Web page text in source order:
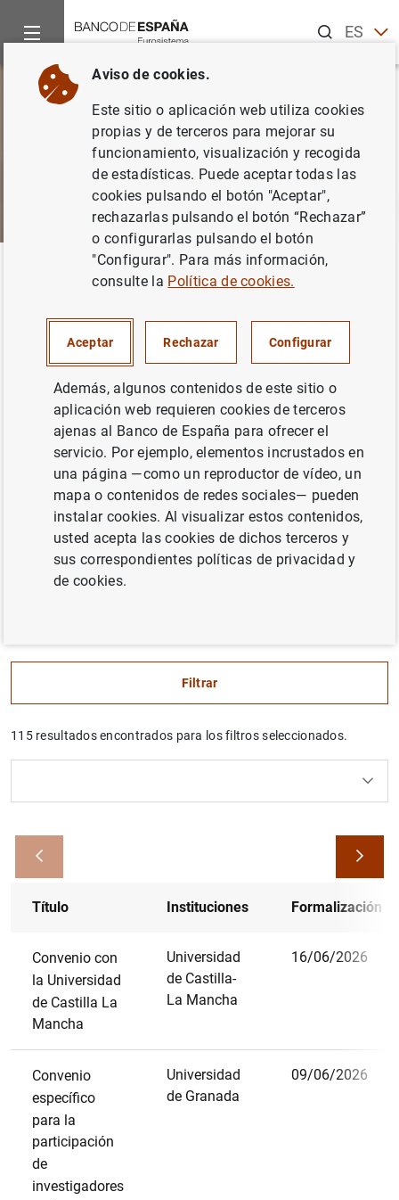
ESEN
Sobre el Banco Portal de Transparencia
Banco de España
En esta sección publicamos, en cumplimiento del artículo
8.1 b) de la Ley de Transparencia, la relación de
convenios que en el Banco de España hemos suscrito
desde la entrada en vigor de la Ley 40/2015, de Régimen
Jurídico del Sector Público. También incluimos las
modificaciones y prórrogas de estos convenios, con
indicación de las partes firmantes, el objeto, la duración y
las obligaciones económicas acordadas.
Filtrar
Buscar
Institución
Uso del calendario: utiliza los cursores para
Desde
Uso del calendario: utiliza los cursores para
Hasta
Estado
115 resultados encontrados para los filtros seleccionados.
Título Instituciones Formalización
Convenio con
la Universidad
de Castilla La
Mancha
Universidad
de Castilla-
La Mancha
16/06/2026
Convenio
específico
para la
participación
de
investigadores
Universidad
de Granada
09/06/2026
Aviso de cookies.
Este sitio o aplicación web utiliza cookies
propias y de terceros para mejorar su
funcionamiento, visualización y recogida
de estadísticas. Puede aceptar todas las
cookies pulsando el botón "Aceptar",
rechazarlas pulsando el botón “Rechazar”
o configurarlas pulsando el botón
"Configurar". Para más información,
consulte la Política de cookies.
Aceptar Rechazar Configurar
Además, algunos contenidos de este sitio o
aplicación web requieren cookies de terceros
ajenas al Banco de España para ofrecer el
servicio. Por ejemplo, elementos incrustados en
una página —como un reproductor de vídeo, un
mapa o contenidos de redes sociales— pueden
instalar cookies. Al visualizar estos contenidos,
usted acepta las cookies de dichos terceros y
sus correspondientes políticas de privacidad y
de cookies.